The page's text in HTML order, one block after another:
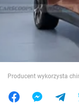
Wojna na
Jedzenie
Producent wykorzysta